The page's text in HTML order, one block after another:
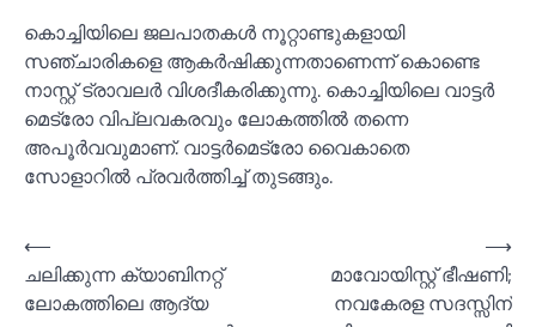
കൊച്ചിയിലെ ജലപാതകള്‍ നൂറ്റാണ്ടുകളായി
സഞ്ചാരികളെ ആകര്‍ഷിക്കുന്നതാണെന്ന് കൊണ്ടെ
നാസ്റ്റ് ട്രാവലര്‍ വിശദീകരിക്കുന്നു. കൊച്ചിയിലെ വാട്ടര്‍
മെട്രോ വിപ്ലവകരവും ലോകത്തില്‍ തന്നെ
അപൂര്‍വവുമാണ്. വാട്ടര്‍മെട്രോ വൈകാതെ
സോളാറില്‍ പ്രവര്‍ത്തിച്ച്‌ തുടങ്ങും.
Post
navigation
⟵
ചലിക്കുന്ന ക്യാബിനറ്റ്
ലോകത്തിലെ ആദ്യ
മാവോയിസ്റ്റ് ഭീഷണി;
നവകേരള സദസ്സിന്
⟶